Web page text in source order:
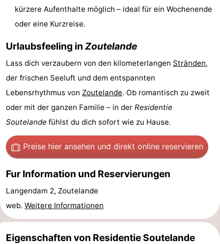
Sehen
tun
Museen
-
Galerien
-
Denkmäler
-
Kirchen
-
Leuchtturme
-
Spielplätze
-
kürzere Aufenthalte möglich – ideal für ein Wochenende
oder eine Kurzreise.
Urlaubsfeeling in Zoutelande
Lass dich verzaubern von den kilometerlangen Stränden,
der frischen Seeluft und dem entspannten
Lebensrhythmus von Zoutelande. Ob romantisch zu zweit
oder mit der ganzen Familie – in der Residentie
Soutelande fühlst du dich sofort wie zu Hause.
Preise hier ansehen und direkt online reservieren
Fur Information und Reservierungen
Langendam 2, Zoutelande
web. Weitere Informationen
Eigenschaften von Residentie Soutelande